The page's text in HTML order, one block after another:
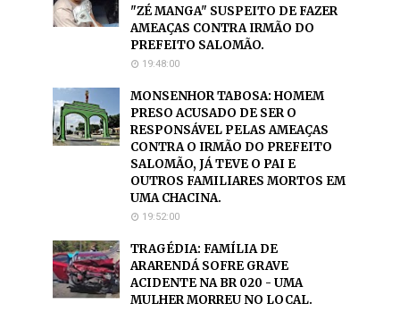
"ZÉ MANGA" SUSPEITO DE FAZER
AMEAÇAS CONTRA IRMÃO DO
PREFEITO SALOMÃO.
19:48:00
MONSENHOR TABOSA: HOMEM
PRESO ACUSADO DE SER O
RESPONSÁVEL PELAS AMEAÇAS
CONTRA O IRMÃO DO PREFEITO
SALOMÃO, JÁ TEVE O PAI E
OUTROS FAMILIARES MORTOS EM
UMA CHACINA.
19:52:00
TRAGÉDIA: FAMÍLIA DE
ARARENDÁ SOFRE GRAVE
ACIDENTE NA BR 020 - UMA
MULHER MORREU NO LOCAL.